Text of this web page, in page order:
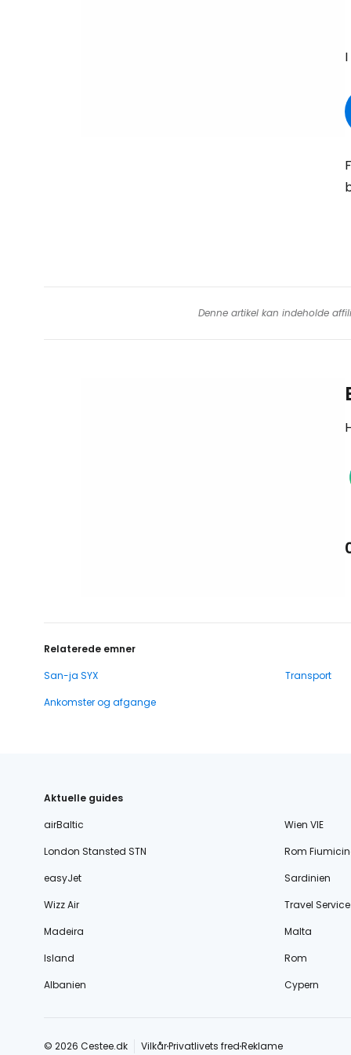
Denne artikel kan indeholde
Relaterede emner
San-ja SYX
Transport
Ankomster og afgange
Aktuelle guides
airBaltic
Wien VIE
London Stansted STN
Rom
easyJet
Sardinien
Wizz Air
Travel Service
Madeira
Malta
Island
Rom
Albanien
Cypern
© 2026 Cestee.dk VilkårPrivatlivets fredReklame